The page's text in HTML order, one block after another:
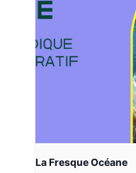
La Fresque Océane